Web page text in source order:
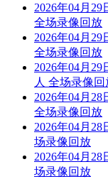
2026年04月
全场录像回放
2026年04月
全场录像回放
2026年04月
人 全场录像回
2026年04月
全场录像回放
2026年04月
场录像回放
2026年04月
场录像回放